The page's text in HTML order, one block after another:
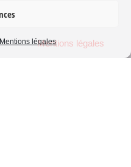
Mentions légalesMentions légales